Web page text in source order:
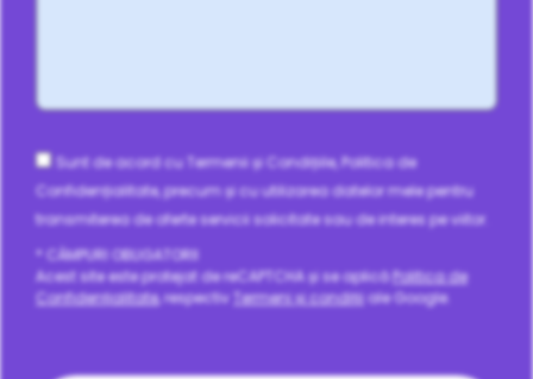
* CÂMPURI OBLIGATORII
Acest site este protejat de reCAPTCHA și se aplicăPolitica de
Confidențialitate, respectiv Termeni și condițiiale Google.
Consent
Sunt de acord cu Termenii și Condițiile, Politica de
Confidențialitate, precum și cu utilizarea datelor mele pentru
transmiterea de oferte servicii solicitate sau de interes pe viitor.